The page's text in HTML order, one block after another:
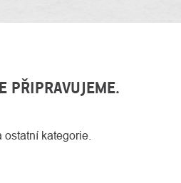
PŘIPRAVUJEME.
kategorie.